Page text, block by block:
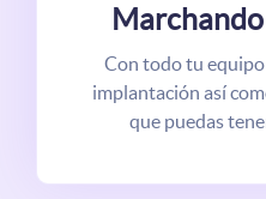
Con todo tu
implantación así
que puedas